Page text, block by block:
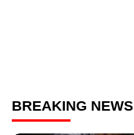
BREAKING NEWS